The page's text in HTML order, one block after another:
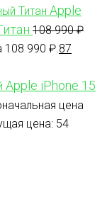
Apple
108 990₽
108 990 ₽. 87
Apple iPhone 15
цена
цена: 54